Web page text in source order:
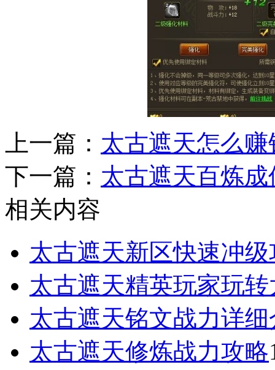
上一篇： 太古遮天怎么
下一篇： 太古遮天百炼
相关内容
太古遮天新区快速冲
太古遮天精英玩家玩
太古遮天铭文战力详细
太古遮天修炼战力攻略